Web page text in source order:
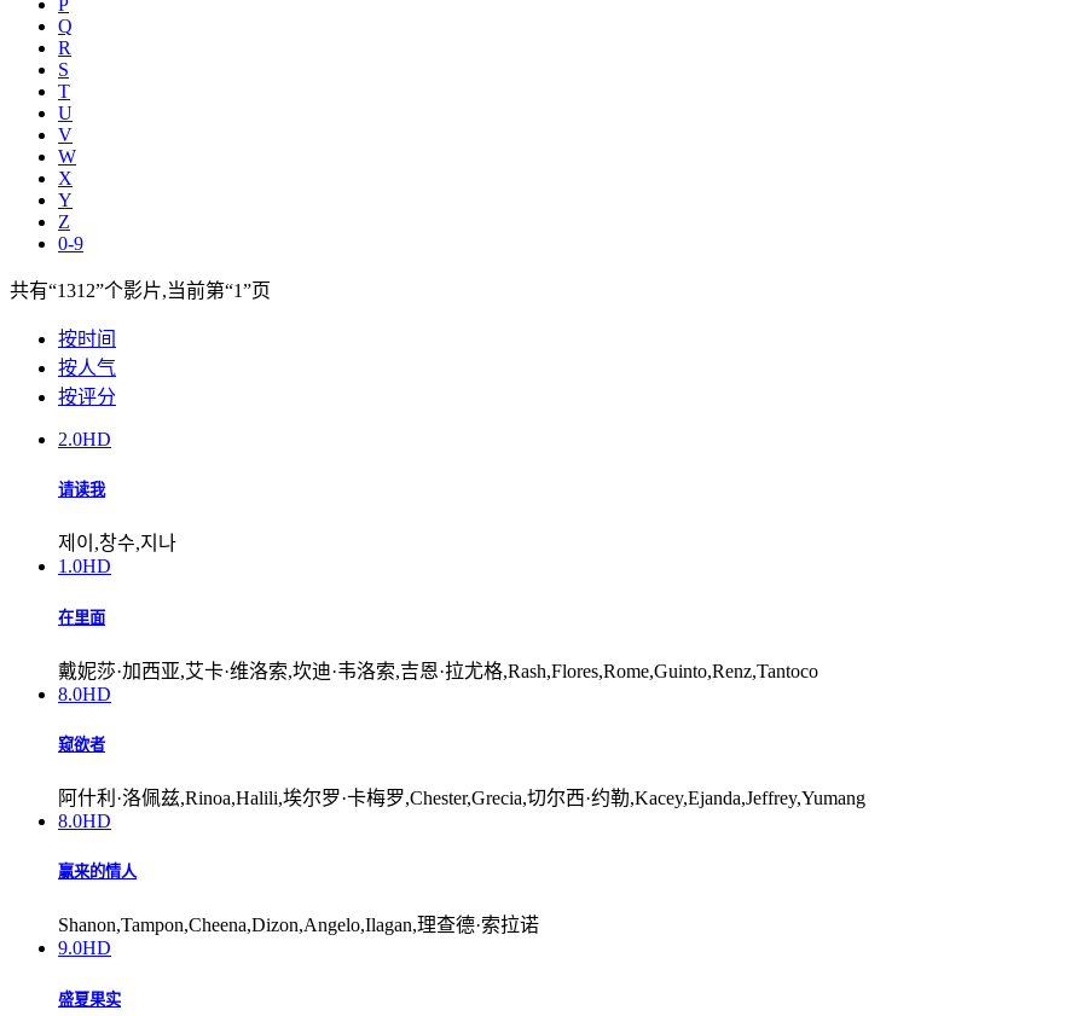
P
Q
R
S
T
U
V
W
X
Y
Z
0-9
共有“1312”个影片,当前第“1”页
按时间
按人气
按评分
2.0HD
请读我
제이,창수,지나
1.0HD
在里面
戴妮莎·加西亚,艾卡·维洛索,坎迪·韦洛索,吉恩·拉尤格,Rash,Flores,Rome,Guinto,Renz,Tantoco
8.0HD
窥欲者
阿什利·洛佩兹,Rinoa,Halili,埃尔罗·卡梅罗,Chester,Grecia,切尔西·约勒,Kacey,Ejanda,Jeffrey,Yumang
8.0HD
赢来的情人
Shanon,Tampon,Cheena,Dizon,Angelo,Ilagan,理查德·索拉诺
9.0HD
盛夏果实